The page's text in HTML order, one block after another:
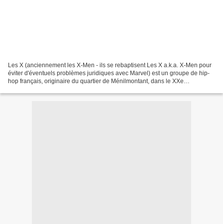
Les X (anciennement les X-Men - ils se rebaptisent Les X a.k.a. X-Men pour
éviter d'éventuels problèmes juridiques avec Marvel) est un groupe de hip-
hop français, originaire du quartier de Ménilmontant, dans le XXe